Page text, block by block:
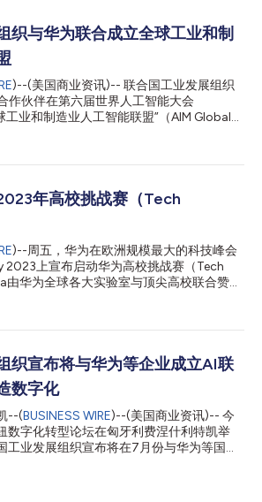
织与华为联合成立全球工业和制
)--(美国商业资讯)-- 联合国工业发展组织
作伙伴在第六届世界人工智能大会
工业和制造业人工智能联盟”（AIM Global）
总干事格尔德·穆勒(Gerd Müller)先生在致
式进行。AIM Global联盟强调了弥合国家
。AIM Global联盟将站在塑造人工智能前
同创造人工智能向善的明天，使人工智能技
精神在我们的共同价值观中蓬勃发展。” 华
园表示：“华为很荣幸加入联盟，将和
，让AI为产业发展注入新的动力。在人工智
年高校挑战赛（Tech
)--周五，华为在欧洲规模最大的科技峰会
2023上宣布启动华为高校挑战赛（Tech
由华为全球各大实验室与顶尖高校联合赞助
吸引1,000多名学生参加。Tech Arena将在
。 刘少伟还强调，Tech Arena挑战赛过往
于投资培养年轻人才。截至2022年底，来
学生参加了Tech Arena。此外，华为还投
设面向全球学生的Tech Arena竞赛平台。
看，越来越多的年轻人能够通过Tech
为一直以来致力于为当地培养优秀人才资
我们的初衷。” 刘少伟还发布了几场Tech
织宣布将与华为等企业成立AI联
数字化
--(BUSINESS WIRE)--(美国商业资讯)-- 今
数字化转型论坛在匈牙利费涅什利特凯举
工业发展组织宣布将在7月份与华为等国际